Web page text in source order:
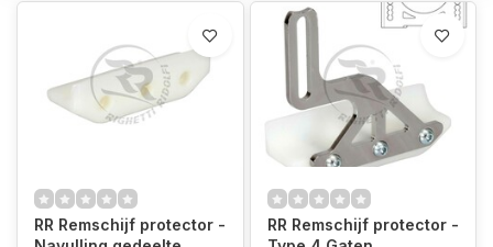
RR Remschijf protector -
RR Remschijf protector -